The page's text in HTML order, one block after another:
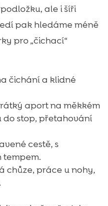
ale i šíři
pak hledáme méně
pro „čichací“
čichání a klidné
aport na měkkém
do stop, přetahování
cestě, s
tempem.
chůze, práce u nohy,